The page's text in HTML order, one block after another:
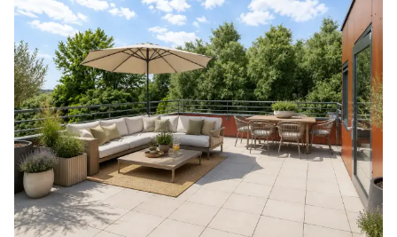
BIJZONDERHEDEN
- Voorzien van houten kozijnen met dubbel glas
- Balkon met een uitvalscherm
- Dakterras
- Veel kastruimte
- Twee toiletten
- Cv-ketel
- Eigen berging in de onderbouw
- Vaste parkeerplaats in de parkeergarage